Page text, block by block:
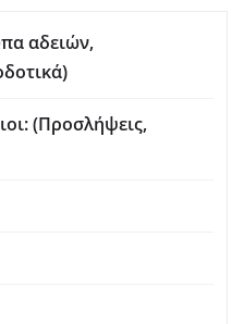
αδειών,
(Προσλήψεις,